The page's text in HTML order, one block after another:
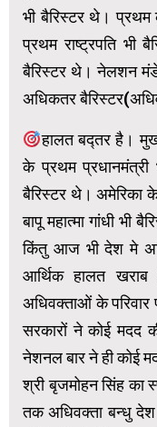
भी बैरिस्टर थे। प्रथम
प्रथम राष्ट्रपति भी
बैरिस्टर थे। नेलशन
अधिकतर
हालत बद्तर है।
के प्रथम प्रधानमंत्री
बैरिस्टर थे। अमेरिका
बापू महात्मा गांधी भी
किंतु आज भी देश मे
आर्थिक हालत खराब
अधिवक्ताओं के
सरकारों ने कोई मदद
नेशनल बार ने ही कोई
श्री बृजमोहन सिंह का
तक अधिवक्ता बन्धु